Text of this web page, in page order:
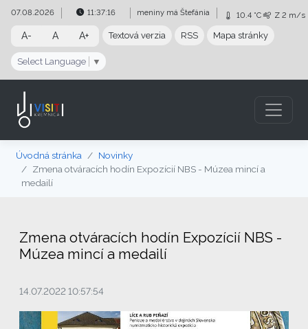
Preskočiť na obsah
Preskočiť na hlavné menu
07.08.2026 11:37:17 meniny máŠtefánia 10.4 °C Z 2 m/s
A- A A+ Textová verzia RSS Mapa stránky
Select Language ▼
Úvodná stránka
Novinky
Zmena otváracích hodín Expozícií NBS - Múzea mincí a
medailí
Zmena otváracích hodín Expozícií NBS -
Múzea mincí a medailí
14.07.2022 10:57:54